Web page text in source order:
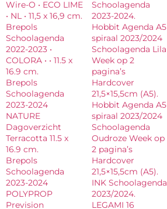
Wire-O • ECO LIME
• NL • 11,5 x 16,9 cm.
Brepols
Schoolagenda
2022-2023 •
COLORA • • 11.5 x
16.9 cm.
Brepols
Schoolagenda
2023-2024
NATURE
Dagoverzicht
Terracotta 11.5 x
16.9 cm.
Brepols
Schoolagenda
2023-2024
POLYPROP
Prevision
Schoolagenda
2023-2024.
Hobbit Agenda A5
spiraal 2023/2024
Schoolagenda Lila
Week op 2
pagina’s
Hardcover
21,5×15,5cm (A5).
Hobbit Agenda A5
spiraal 2023/2024
Schoolagenda
Oudroze Week op
2 pagina’s
Hardcover
21,5×15,5cm (A5).
INK Schoolagenda
2023/2024.
LEGAMI 16